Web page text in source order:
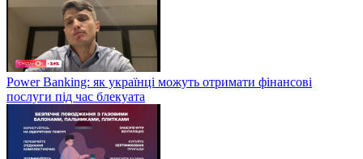
Power Banking: як українці можуть отримати фінансові
послуги під час блекуата